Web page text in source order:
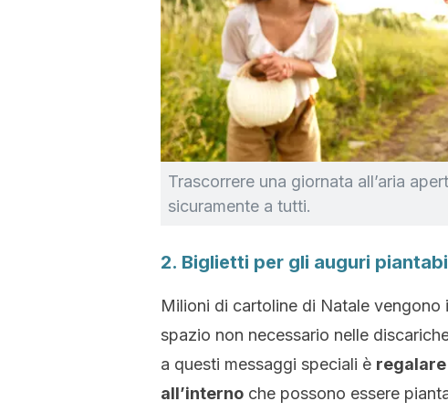
Trascorrere una giornata all’aria
sicuramente a tutti.
2. Biglietti per gli auguri
Milioni di cartoline di Natale
spazio non necessario nelle
a questi messaggi speciali è
all’interno che possono essere